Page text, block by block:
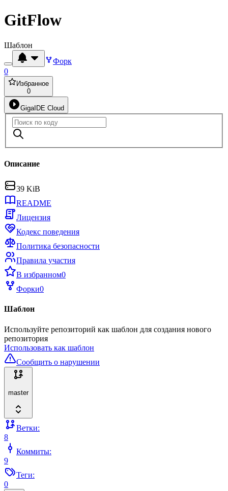
GitFlow
Шаблон
Форк
0
Избранное
0
GigaIDE Cloud
Описание
39 KiB
README
Лицензия
Кодекс поведения
Политика безопасности
Правила участия
В избранном0
Форки0
Шаблон
Используйте репозиторий как шаблон для создания нового
репозитория
Использовать как шаблон
Сообщить о нарушении
master
Ветки:
8
Коммиты:
9
Теги:
0